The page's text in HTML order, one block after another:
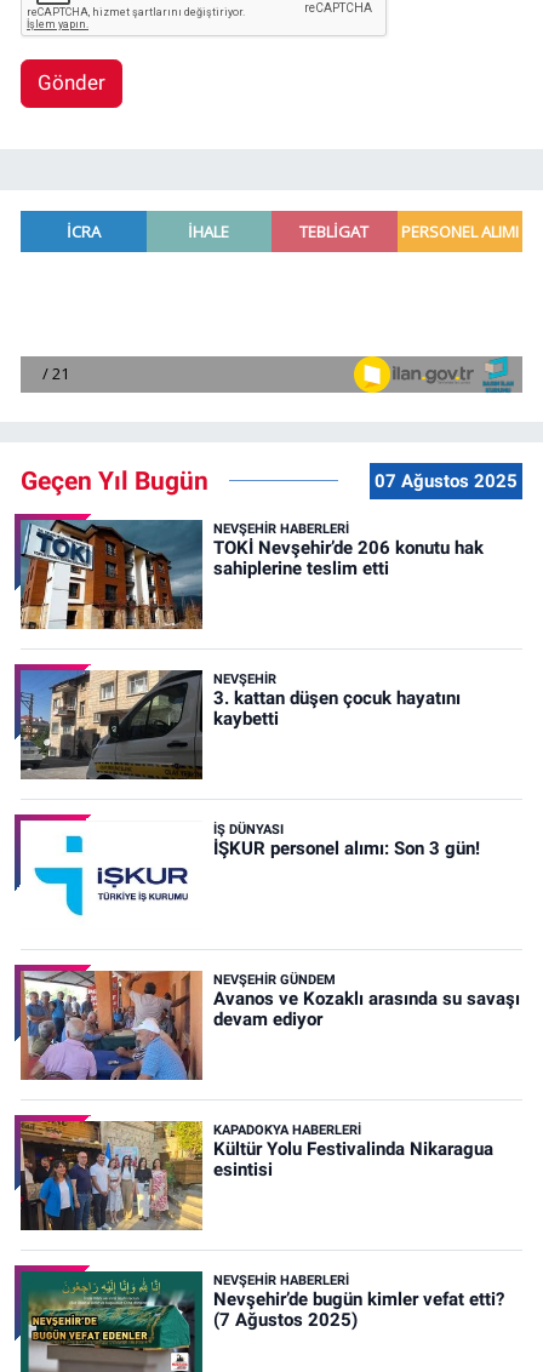
Gönder
Geçen Yıl Bugün 07 Ağustos 2025
NEVŞEHIR HABERLERI
TOKİ Nevşehir’de 206 konutu hak
sahiplerine teslim etti
NEVŞEHIR
3. kattan düşen çocuk hayatını
kaybetti
İŞ DÜNYASI
İŞKUR personel alımı: Son 3 gün!
NEVŞEHIR GÜNDEM
Avanos ve Kozaklı arasında su savaşı
devam ediyor
KAPADOKYA HABERLERI
Kültür Yolu Festivalinda Nikaragua
esintisi
NEVŞEHIR HABERLERI
Nevşehir’de bugün kimler vefat etti?
(7 Ağustos 2025)